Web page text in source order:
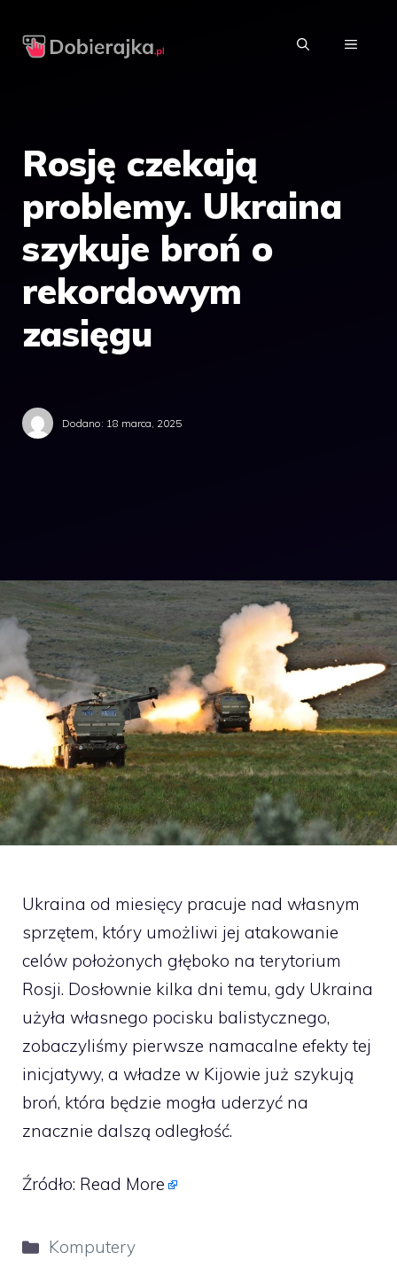
MENU
Rosję czekają
problemy. Ukraina
szykuje broń o
rekordowym
zasięgu
Dodano: 18 marca, 2025
Ukraina od miesięcy pracuje nad własnym
sprzętem, który umożliwi jej atakowanie
celów położonych głęboko na terytorium
Rosji. Dosłownie kilka dni temu, gdy Ukraina
użyła własnego pocisku balistycznego,
zobaczyliśmy pierwsze namacalne efekty tej
inicjatywy, a władze w Kijowie już szykują
broń, która będzie mogła uderzyć na
znacznie dalszą odległość.
Źródło: Read More
Kategorie
Komputery